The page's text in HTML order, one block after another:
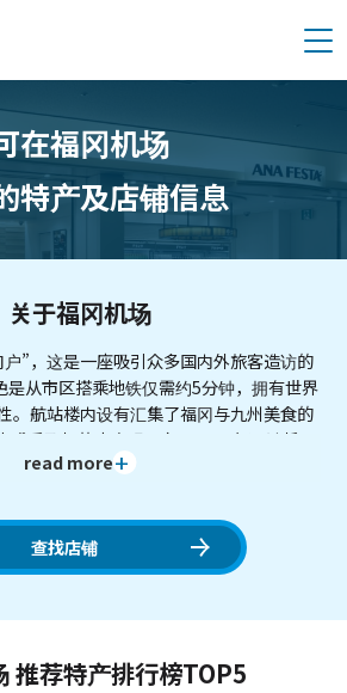
メニュー
在福冈机场
特产及店铺信息
关于福冈机场
”，这是一座吸引众多国内外旅客造访的
是从市区搭乘地铁仅需约5分钟，拥有世界
。航站楼内设有汇集了福冈与九州美食的
感受飞机的丰富观景台。2027年预计将开
合式设施，是一座与城市融为一体并持续
read more
查找店铺
推荐特产排行榜TOP5